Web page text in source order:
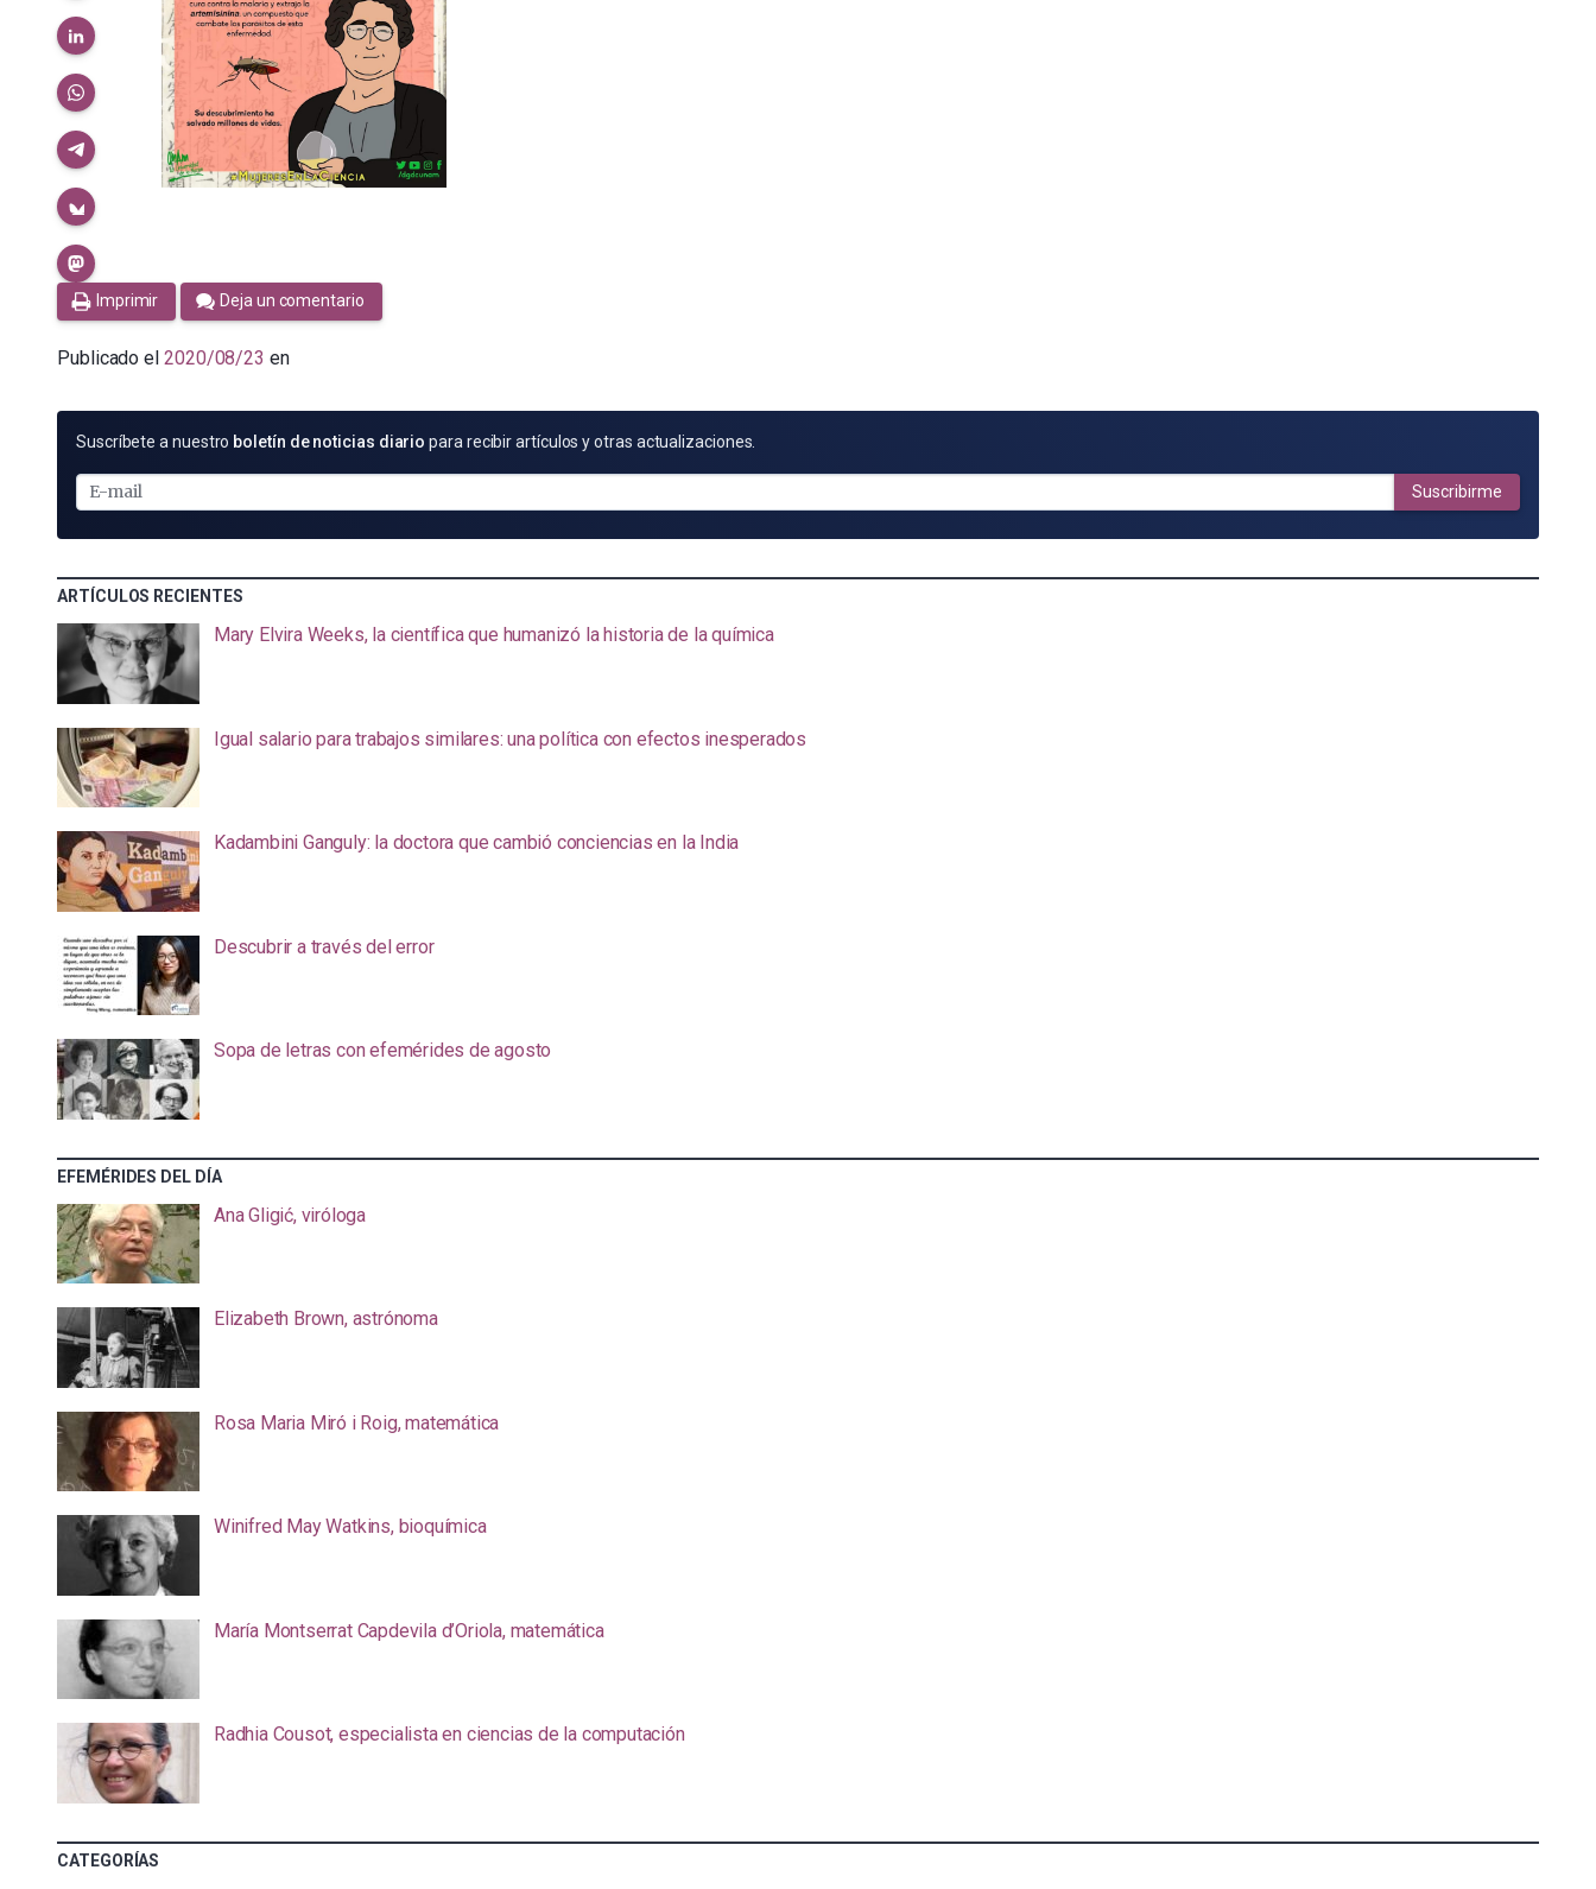
Imprimir Deja un comentario
Publicado el 2020/08/23 en
SUSCRÍBETE
E-
MAIL
Suscríbete a nuestro boletín de noticias diario para recibir artículos y otras actualizaciones.
Suscribirme
ARTÍCULOS RECIENTES
Mary Elvira Weeks, la científica que humanizó la historia de la química
Igual salario para trabajos similares: una política con efectos inesperados
Kadambini Ganguly: la doctora que cambió conciencias en la India
Descubrir a través del error
Sopa de letras con efemérides de agosto
EFEMÉRIDES DEL DÍA
Ana Gligić, viróloga
Elizabeth Brown, astrónoma
Rosa Maria Miró i Roig, matemática
Winifred May Watkins, bioquímica
María Montserrat Capdevila d’Oriola, matemática
Radhia Cousot, especialista en ciencias de la computación
CATEGORÍAS